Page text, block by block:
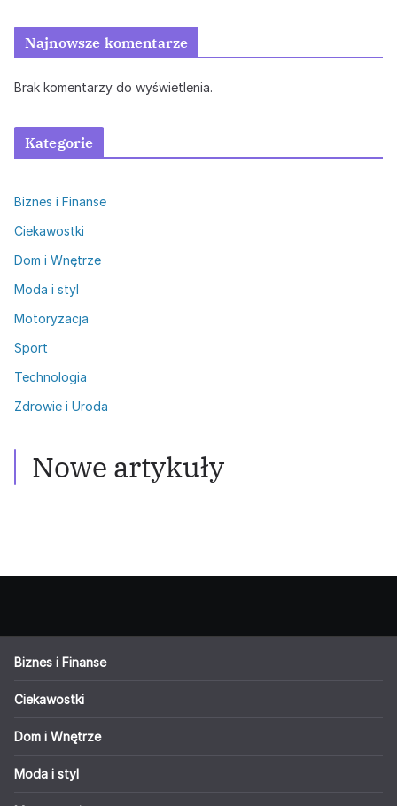
Najnowsze komentarze
Brak komentarzy do wyświetlenia.
Kategorie
Biznes i Finanse
Ciekawostki
Dom i Wnętrze
Moda i styl
Motoryzacja
Sport
Technologia
Zdrowie i Uroda
Nowe artykuły
metody walki
Biznes i Finanse
Ciekawostki
Dom i Wnętrze
Moda i styl